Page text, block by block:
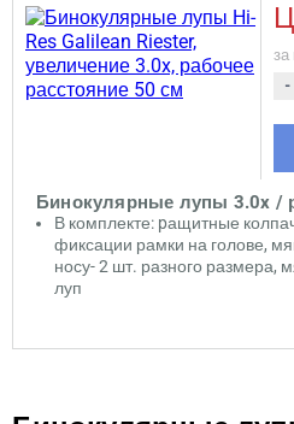
Бинокулярные лупы 3.0x /
В комплекте: pащитные
фиксации рамки на голове,
носу- 2 шт. разного размера,
луп
за
-